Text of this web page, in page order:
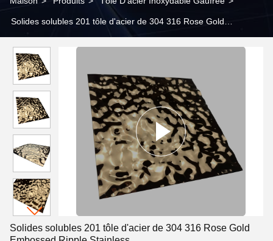
Solides solubles 201 tôle d'acier de 304 316 Rose Gold
Solides solubles 201 tôle d'acier de 304 316 Rose Gold